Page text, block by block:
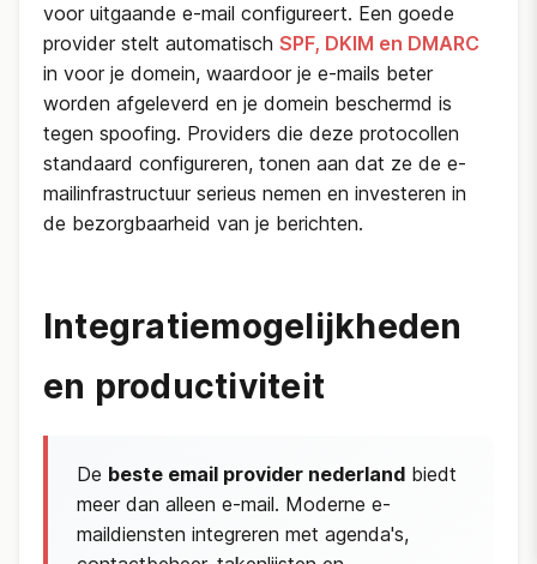
voor uitgaande e-mail configureert. Een goede
provider stelt automatisch SPF, DKIM en DMARC
in voor je domein, waardoor je e-mails beter
worden afgeleverd en je domein beschermd is
tegen spoofing. Providers die deze protocollen
standaard configureren, tonen aan dat ze de e-
mailinfrastructuur serieus nemen en investeren in
de bezorgbaarheid van je berichten.
Integratiemogelijkheden
en productiviteit
De beste email provider nederland biedt
meer dan alleen e-mail. Moderne e-
maildiensten integreren met agenda's,